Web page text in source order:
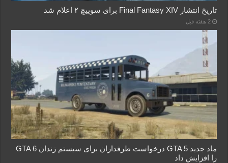
تاریخ انتشار Final Fantasy XIV برای سوییچ ۲ اعلام شد
2 هفته قبل
ماد جدید GTA 5 درخواست طرفداران برای سیستم زندان GTA 6
را افزایش داد